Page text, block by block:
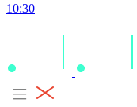
10:30